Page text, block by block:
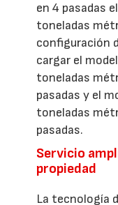
en 4 pasadas
toneladas
configuración
cargar el
toneladas
pasadas y el
toneladas
pasadas.
Servicio
propiedad
La tecnología